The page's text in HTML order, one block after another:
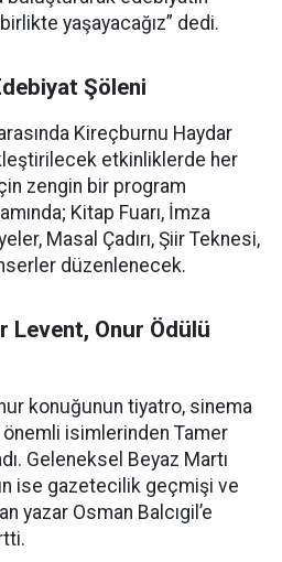
yaşayacağız” dedi.
Şöleni
Kireçburnu Haydar
etkinliklerde her
zengin bir program
Kitap Fuarı, İmza
Masal Çadırı, Şiir Teknesi,
düzenlenecek.
Levent, Onur Ödülü
konuğunun tiyatro, sinema
önemli isimlerinden Tamer
Geleneksel Beyaz Martı
ise gazetecilik geçmişi ve
yazar Osman Balcıgil’e